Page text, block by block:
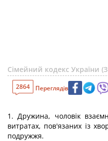
Сімейний кодекс України
2864 Переглядів
1. Дружина, чоловік
витратах, пов'язаних із
подружжя.